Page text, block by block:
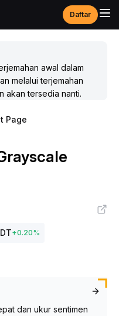
Daftar
awal dalam
melalui terjemahan
akan tersedia nanti.
Page
+0.20%
dan ukur sentimen